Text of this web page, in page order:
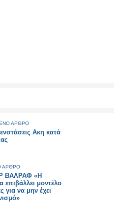
ΑΡΘΡΟ
Ακη κατά
ΑΡΘΡΟ
ΒΑΛΡΑΦ «Η
επιβάλλει μοντέλο
για να μην έχει